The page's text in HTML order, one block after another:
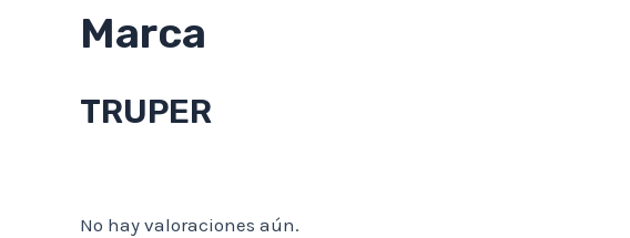
Marca
TRUPER
No hay valoraciones aún.